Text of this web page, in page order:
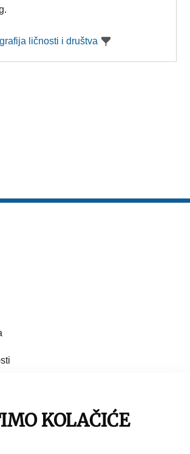
ličnosti i društva
KOLAČIĆE